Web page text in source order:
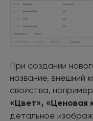
При создании
название, внешний
свойства,
«Цвет», «Ценовая
детальное